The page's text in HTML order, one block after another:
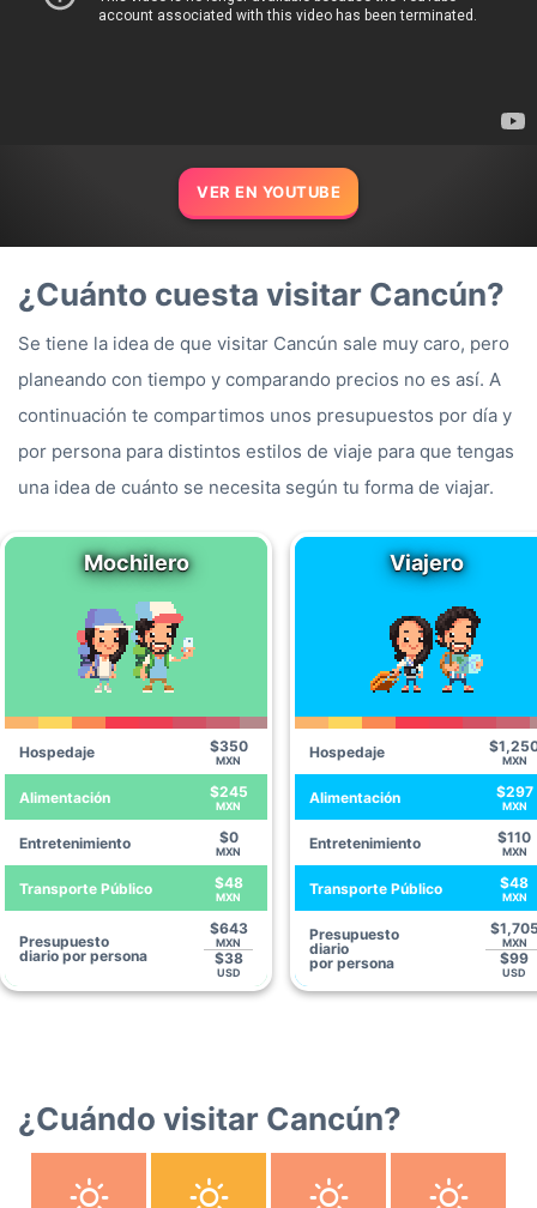
VER EN YOUTUBE
¿Cuánto cuesta visitar Cancún?
Se tiene la idea de que visitar Cancún sale muy caro, pero
planeando con tiempo y comparando precios no es así. A
continuación te compartimos unos presupuestos por día y
por persona para distintos estilos de viaje para que tengas
una idea de cuánto se necesita según tu forma de viajar.
Mochilero
Hospedaje $350
MXN
Alimentación $245
MXN
Entretenimiento $0
MXN
Transporte Público $48
MXN
Presupuesto
diario por persona
$643
MXN
$38
USD
Viajero
Hospedaje MXN
Alimentación $297
MXN
Entretenimiento $110
MXN
Transporte Público $48
MXN
Presupuesto
diario
por persona
MXN
$99
USD
¿Cuándo visitar Cancún?